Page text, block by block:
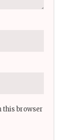
this browser